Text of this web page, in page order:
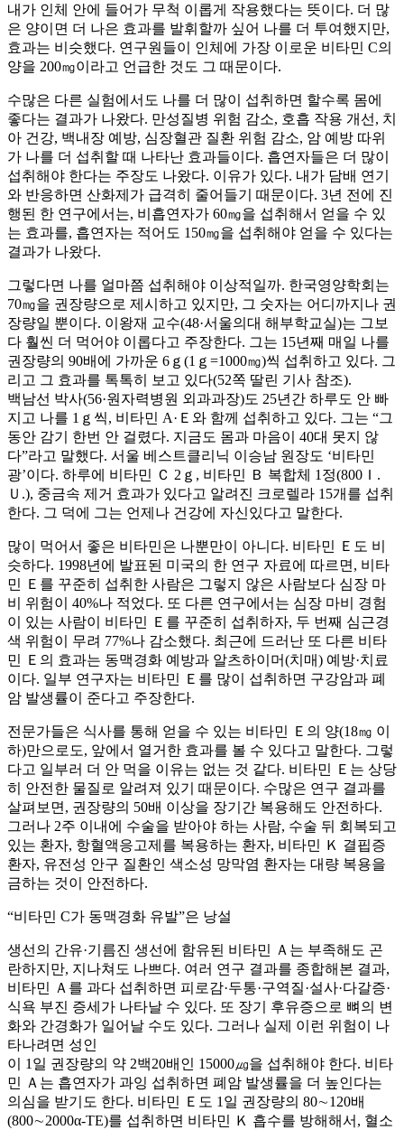
내가 인체 안에 들어가 무척 이롭게 작용했다는 뜻이다. 더 많
은 양이면 더 나은 효과를 발휘할까 싶어 나를 더 투여했지만,
효과는 비슷했다. 연구원들이 인체에 가장 이로운 비타민 C의
양을 200㎎이라고 언급한 것도 그 때문이다.
수많은 다른 실험에서도 나를 더 많이 섭취하면 할수록 몸에
좋다는 결과가 나왔다. 만성질병 위험 감소, 호흡 작용 개선, 치
아 건강, 백내장 예방, 심장혈관 질환 위험 감소, 암 예방 따위
가 나를 더 섭취할 때 나타난 효과들이다. 흡연자들은 더 많이
섭취해야 한다는 주장도 나왔다. 이유가 있다. 내가 담배 연기
와 반응하면 산화제가 급격히 줄어들기 때문이다. 3년 전에 진
행된 한 연구에서는, 비흡연자가 60㎎을 섭취해서 얻을 수 있
는 효과를, 흡연자는 적어도 150㎎을 섭취해야 얻을 수 있다는
결과가 나왔다.
그렇다면 나를 얼마쯤 섭취해야 이상적일까. 한국영양학회는
70㎎을 권장량으로 제시하고 있지만, 그 숫자는 어디까지나 권
장량일 뿐이다. 이왕재 교수(48·서울의대 해부학교실)는 그보
다 훨씬 더 먹어야 이롭다고 주장한다. 그는 15년째 매일 나를
권장량의 90배에 가까운 6ｇ(1ｇ=1000㎎)씩 섭취하고 있다. 그
리고 그 효과를 톡톡히 보고 있다(52쪽 딸린 기사 참조).
백남선 박사(56·원자력병원 외과과장)도 25년간 하루도 안 빠
지고 나를 1ｇ씩, 비타민 A·Ｅ와 함께 섭취하고 있다. 그는 “그
동안 감기 한번 안 걸렸다. 지금도 몸과 마음이 40대 못지 않
다”라고 말했다. 서울 베스트클리닉 이승남 원장도 ‘비타민
광’이다. 하루에 비타민 Ｃ 2ｇ, 비타민 Ｂ 복합체 1정(800Ｉ.
Ｕ.), 중금속 제거 효과가 있다고 알려진 크로렐라 15개를 섭취
한다. 그 덕에 그는 언제나 건강에 자신있다고 말한다.
많이 먹어서 좋은 비타민은 나뿐만이 아니다. 비타민 Ｅ도 비
슷하다. 1998년에 발표된 미국의 한 연구 자료에 따르면, 비타
민 Ｅ를 꾸준히 섭취한 사람은 그렇지 않은 사람보다 심장 마
비 위험이 40%나 적었다. 또 다른 연구에서는 심장 마비 경험
이 있는 사람이 비타민 Ｅ를 꾸준히 섭취하자, 두 번째 심근경
색 위험이 무려 77%나 감소했다. 최근에 드러난 또 다른 비타
민 Ｅ의 효과는 동맥경화 예방과 알츠하이머(치매) 예방·치료
이다. 일부 연구자는 비타민 Ｅ를 많이 섭취하면 구강암과 폐
암 발생률이 준다고 주장한다.
전문가들은 식사를 통해 얻을 수 있는 비타민 Ｅ의 양(18㎎ 이
하)만으로도, 앞에서 열거한 효과를 볼 수 있다고 말한다. 그렇
다고 일부러 더 안 먹을 이유는 없는 것 같다. 비타민 Ｅ는 상당
히 안전한 물질로 알려져 있기 때문이다. 수많은 연구 결과를
살펴보면, 권장량의 50배 이상을 장기간 복용해도 안전하다.
그러나 2주 이내에 수술을 받아야 하는 사람, 수술 뒤 회복되고
있는 환자, 항혈액응고제를 복용하는 환자, 비타민 Ｋ 결핍증
환자, 유전성 안구 질환인 색소성 망막염 환자는 대량 복용을
금하는 것이 안전하다.
“비타민 C가 동맥경화 유발”은 낭설
생선의 간유·기름진 생선에 함유된 비타민 Ａ는 부족해도 곤
란하지만, 지나쳐도 나쁘다. 여러 연구 결과를 종합해본 결과,
비타민 Ａ를 과다 섭취하면 피로감·두통·구역질·설사·다갈증·
식욕 부진 증세가 나타날 수 있다. 또 장기 후유증으로 뼈의 변
화와 간경화가 일어날 수도 있다. 그러나 실제 이런 위험이 나
타나려면 성인
이 1일 권장량의 약 2백20배인 15000㎍을 섭취해야 한다. 비타
민 Ａ는 흡연자가 과잉 섭취하면 폐암 발생률을 더 높인다는
의심을 받기도 한다. 비타민 Ｅ도 1일 권장량의 80∼120배
(800∼2000α-TE)를 섭취하면 비타민 Ｋ 흡수를 방해해서, 혈소